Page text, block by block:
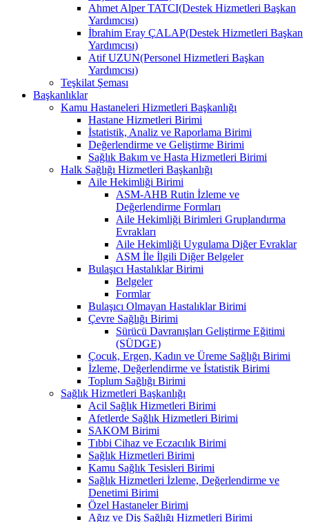
Ahmet Alper TATCI(Destek Hizmetleri Başkan
Yardımcısı)
İbrahim Eray ÇALAP(Destek Hizmetleri Başkan
Yardımcısı)
Atif UZUN(Personel Hizmetleri Başkan
Yardımcısı)
Teşkilat Şeması
Başkanlıklar
Kamu Hastaneleri Hizmetleri Başkanlığı
Hastane Hizmetleri Birimi
İstatistik, Analiz ve Raporlama Birimi
Değerlendirme ve Geliştirme Birimi
Sağlık Bakım ve Hasta Hizmetleri Birimi
Halk Sağlığı Hizmetleri Başkanlığı
Aile Hekimliği Birimi
ASM-AHB Rutin İzleme ve
Değerlendirme Formları
Aile Hekimliği Birimleri Gruplandırma
Evrakları
Aile Hekimliği Uygulama Diğer Evraklar
ASM İle İlgili Diğer Belgeler
Bulaşıcı Hastalıklar Birimi
Belgeler
Formlar
Bulaşıcı Olmayan Hastalıklar Birimi
Çevre Sağlığı Birimi
Sürücü Davranışları Geliştirme Eğitimi
(SÜDGE)
Çocuk, Ergen, Kadın ve Üreme Sağlığı Birimi
İzleme, Değerlendirme ve İstatistik Birimi
Toplum Sağlığı Birimi
Sağlık Hizmetleri Başkanlığı
Acil Sağlık Hizmetleri Birimi
Afetlerde Sağlık Hizmetleri Birimi
SAKOM Birimi
Tıbbi Cihaz ve Eczacılık Birimi
Sağlık Hizmetleri Birimi
Kamu Sağlık Tesisleri Birimi
Sağlık Hizmetleri İzleme, Değerlendirme ve
Denetimi Birimi
Özel Hastaneler Birimi
Ağız ve Diş Sağlığı Hizmetleri Birimi